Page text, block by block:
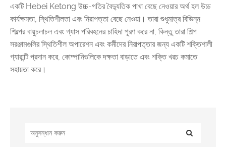
একটি Hebei Ketong উচ্চ-গতির বৈদ্যুতিক পাখা বেছে নেওয়ার অর্থ হল উচ্চ
কার্যক্ষমতা, স্থিতিশীলতা এবং নিরাপত্তা বেছে নেওয়া। তারা শুধুমাত্র বিভিন্ন
শিল্পের বায়ুচলাচল এবং গ্যাস পরিবহনের চাহিদা পূরণ করে না, কিন্তু তারা শিল্প
সরঞ্জামগুলির স্থিতিশীল অপারেশন এবং কর্মীদের নিরাপত্তার জন্য একটি শক্তিশালী
গ্যারান্টি প্রদান করে, কোম্পানিগুলিকে দক্ষতা বাড়াতে এবং শক্তি খরচ কমাতে
সহায়তা করে।